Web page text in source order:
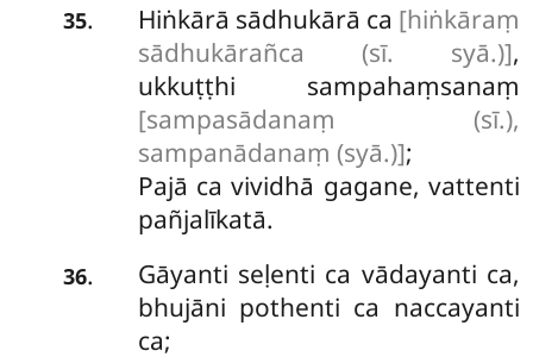
35. Hiṅkārā sādhukārā ca [hiṅkāraṃ
sādhukārañca (sī. syā.)],
ukkuṭṭhi sampahaṃsanaṃ
[sampasādanaṃ (sī.),
sampanādanaṃ (syā.)];
Pajā ca vividhā gagane, vattenti
pañjalīkatā.
36.
Gāyanti seḷenti ca vādayanti ca,
bhujāni pothenti ca naccayanti
ca;